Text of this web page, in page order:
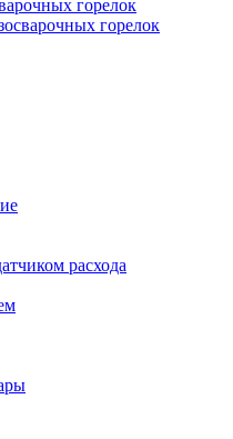
горелок
горелок
расхода